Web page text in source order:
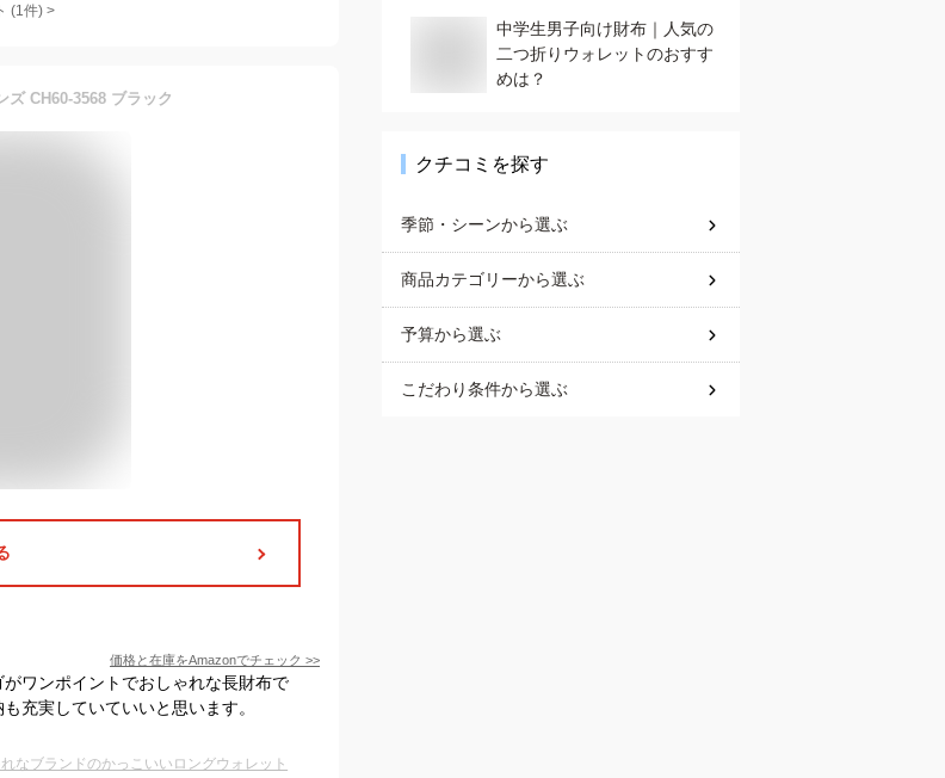
(1件) >
CH60-3568 ブラック
価格と在庫をAmazonでチェック >>
ワンポイントでおしゃれな長財布で
充実していていいと思います。
なブランドのかっこいいロングウォレット
中学生男子向け財布｜人気の
二つ折りウォレットのおすす
めは？
クチコミを探す
季節・シーンから選ぶ
商品カテゴリーから選ぶ
予算から選ぶ
こだわり条件から選ぶ